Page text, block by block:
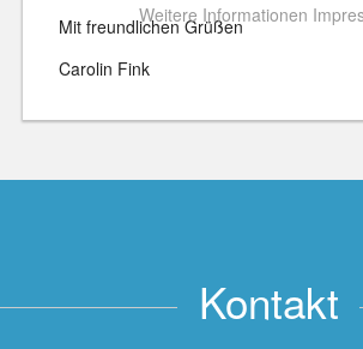
Mit freundlichen Grüßen
Carolin Fink
Kontakt
Weitere Informationen